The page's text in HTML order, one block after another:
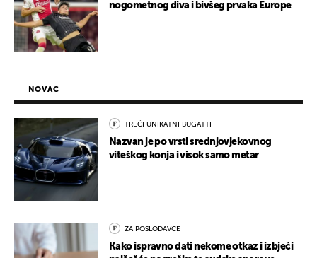
nogometnog diva i bivšeg prvaka Europe
NOVAC
TREĆI UNIKATNI BUGATTI
Nazvan je po vrsti srednjovjekovnog
viteškog konja i visok samo metar
ZA POSLODAVCE
Kako ispravno dati nekome otkaz i izbjeći